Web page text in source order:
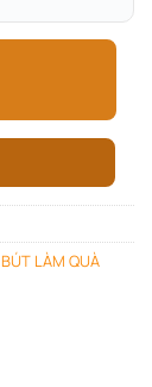
BÚT LÀM QUÀ